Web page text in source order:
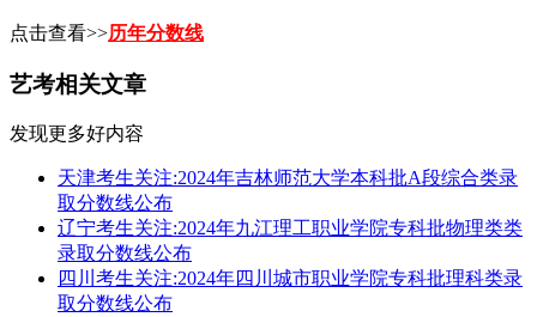
点击查看>>历年分数线
艺考相关文章
发现更多好内容
天津考生关注:2024年吉林师范大学本科批A段综合类录
取分数线公布
辽宁考生关注:2024年九江理工职业学院专科批物理类类
录取分数线公布
四川考生关注:2024年四川城市职业学院专科批理科类录
取分数线公布